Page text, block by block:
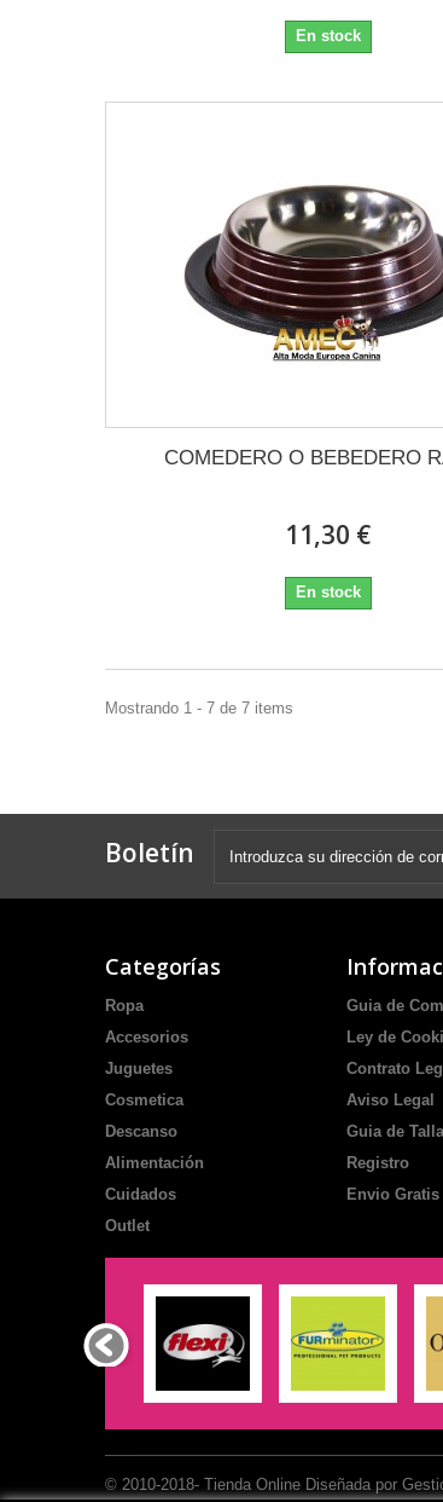
En stock
COMEDERO O BEBEDERO
11,30 €
En stock
Mostrando 1 - 7 de 7 items
Boletín
Categorías
Ropa
Accesorios
Juguetes
Cosmetica
Descanso
Alimentación
Cuidados
Outlet
Guia de
Ley de
Contrato
Aviso Legal
Guia de
Registro
Envio Gratis
© 2010-2018- Tienda Online Diseñada por